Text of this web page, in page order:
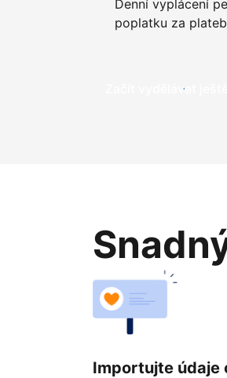
Denní vyplácení
poplatku za
Začít vydělávat ještě
Importujte údaje